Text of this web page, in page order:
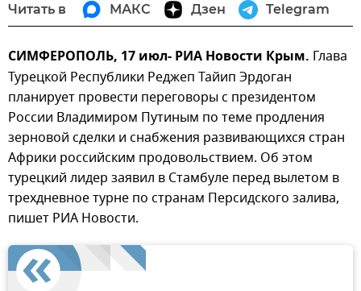
Читать в МАКС Дзен Telegram
СИМФЕРОПОЛЬ, 17 июл- РИА Новости Крым. Глава
Турецкой Республики Реджеп Тайип Эрдоган
планирует провести переговоры с президентом
России Владимиром Путиным по теме продления
зерновой сделки и снабжения развивающихся стран
Африки российским продовольствием. Об этом
турецкий лидер заявил в Стамбуле перед вылетом в
трехдневное турне по странам Персидского залива,
пишет РИА Новости.